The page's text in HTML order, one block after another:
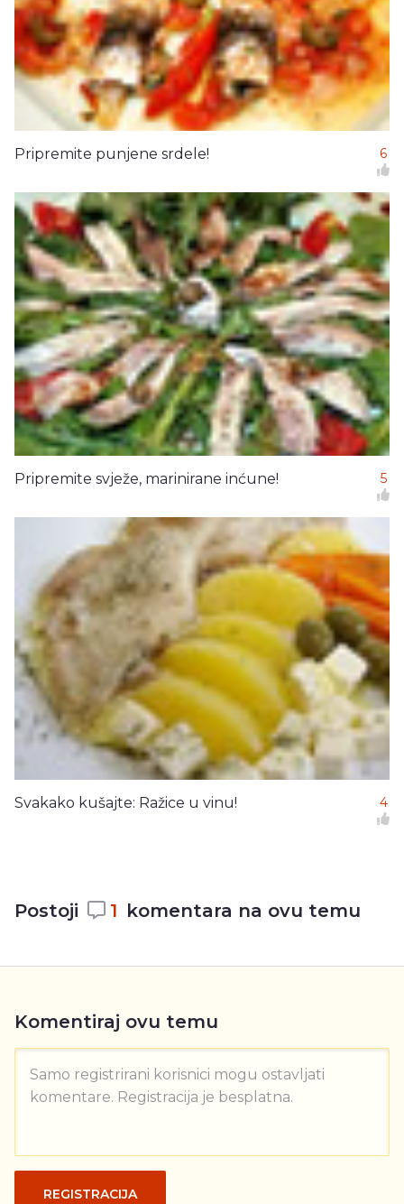
Pripremite punjene srdele! 6
Pripremite svježe, marinirane inćune! 5
Svakako kušajte: Ražice u vinu! 4
Postoji 1 komentara na ovu temu
Komentiraj ovu temu
Samo registrirani korisnici mogu ostavljati
komentare. Registracija je besplatna.
REGISTRACIJA